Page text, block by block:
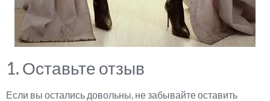
1. Оставьте отзыв
Если вы остались довольны, не забывайте оставить